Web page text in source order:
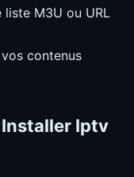
M3U ou URL
contenus
Iptv